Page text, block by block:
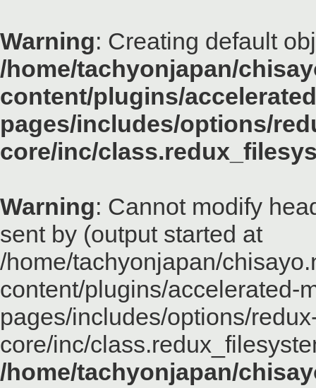
Warning: Creating default
/home/tachyonjapan/
content/plugins/
pages/includes/options/
core/inc/
Warning: Cannot modify
sent by (output started at
/home/tachyonjapan/
content/plugins/accelerated-
pages/includes/options/
core/inc/
/home/tachyonjapan/